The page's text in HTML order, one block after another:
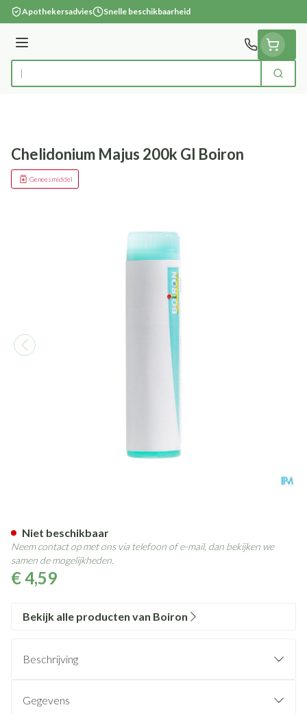
Ga naar de inhoud
Apothekersadvies Snelle beschikbaarheid
Menu
Product, merk, categorie... Zoek
Chelidonium Majus 200k Gl Boiron
Geneesmiddel
€ 4,59
Niet beschikbaar
Neem contact op met ons via telefoon of e-mail, dan bekijken we
samen de mogelijkheden.
Bekijk alle producten van Boiron
Beschrijving
Gegevens